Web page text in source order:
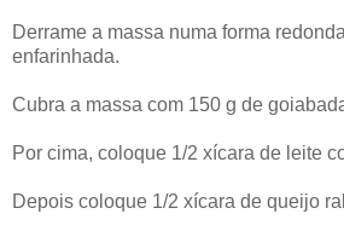
Derrame a massa numa forma
enfarinhada.
Cubra a massa com 150 g de
Por cima, coloque 1/2 xícara de leite
Depois coloque 1/2 xícara de queijo